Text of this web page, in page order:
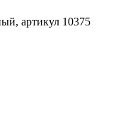
артикул 10375